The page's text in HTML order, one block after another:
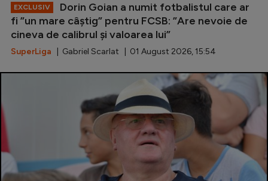
EXCLUSIV
Dorin Goian a numit fotbalistul care ar
fi ”un mare câștig” pentru FCSB: ”Are nevoie de
cineva de calibrul și valoarea lui”
SuperLiga | Gabriel Scarlat | 01 August 2026, 15:54